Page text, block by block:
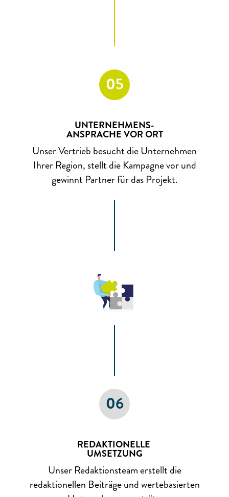
05
UNTERNEHMENS-
ANSPRACHE VOR ORT
Unser Vertrieb besucht die Unternehmen
Ihrer Region, stellt die Kampagne vor und
gewinnt Partner für das Projekt.
06
REDAKTIONELLE
UMSETZUNG
Unser Redaktionsteam erstellt die
redaktionellen Beiträge und wertebasierten